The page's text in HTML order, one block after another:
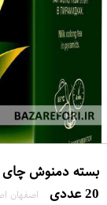
20 عددی
اصفهان